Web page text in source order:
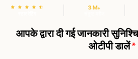
3 M+
आपके द्वारा दी गई जानकारी
ओटीपी डालें*